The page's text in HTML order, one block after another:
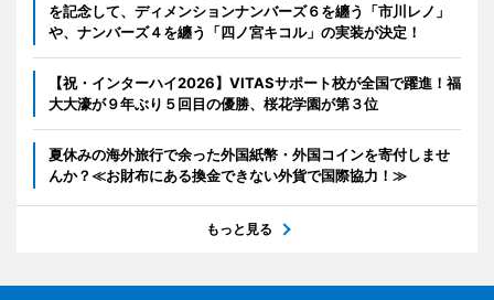
を記念して、ディメンションナンバーズ６を纏う「市川レノ」
や、ナンバーズ４を纏う「四ノ宮キコル」の実装が決定！
【祝・インターハイ2026】VITASサポート校が全国で躍進！福
大大濠が９年ぶり５回目の優勝、桜花学園が第３位
夏休みの海外旅行で余った外国紙幣・外国コインを寄付しませ
んか？≪お財布にある換金できない外貨で国際協力！≫
もっと見る